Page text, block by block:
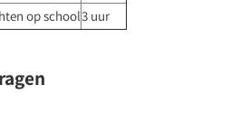
aan de St. Jacobsstraat
op school3 uur